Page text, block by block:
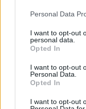
Personal Data
I want to opt-out
personal data.
Opted In
I want to opt-out
Personal Data.
Opted In
I want to opt-out
Η επιστροφή
φρεγάτες